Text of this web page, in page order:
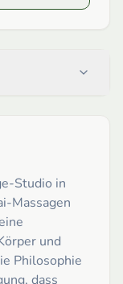
Studio in
Massagen
und
Philosophie
dass